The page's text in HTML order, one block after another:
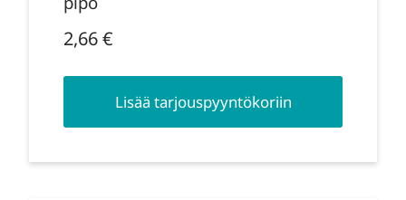
2,66€
Lisää tarjouspyyntökoriin